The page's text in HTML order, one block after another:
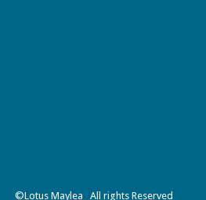
©Lotus Maylea All rights Reserved